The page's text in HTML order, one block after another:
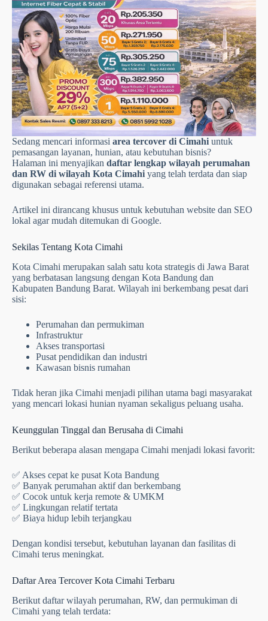
Sedang mencari informasi area tercover di Cimahi untuk
pemasangan layanan, hunian, atau kebutuhan bisnis?
Halaman ini menyajikan daftar lengkap wilayah perumahan
dan RW di wilayah Kota Cimahi yang telah terdata dan siap
digunakan sebagai referensi utama.
Artikel ini dirancang khusus untuk kebutuhan website dan SEO
lokal agar mudah ditemukan di Google.
Sekilas Tentang Kota Cimahi
Kota Cimahi merupakan salah satu kota strategis di Jawa Barat
yang berbatasan langsung dengan Kota Bandung dan
Kabupaten Bandung Barat. Wilayah ini berkembang pesat dari
sisi:
Perumahan dan permukiman
Infrastruktur
Akses transportasi
Pusat pendidikan dan industri
Kawasan bisnis rumahan
Tidak heran jika Cimahi menjadi pilihan utama bagi masyarakat
yang mencari lokasi hunian nyaman sekaligus peluang usaha.
Keunggulan Tinggal dan Berusaha di Cimahi
Berikut beberapa alasan mengapa Cimahi menjadi lokasi favorit:
✅ Akses cepat ke pusat Kota Bandung
✅ Banyak perumahan aktif dan berkembang
✅ Cocok untuk kerja remote & UMKM
✅ Lingkungan relatif tertata
✅ Biaya hidup lebih terjangkau
Dengan kondisi tersebut, kebutuhan layanan dan fasilitas di
Cimahi terus meningkat.
Daftar Area Tercover Kota Cimahi Terbaru
Berikut daftar wilayah perumahan, RW, dan permukiman di
Cimahi yang telah terdata: